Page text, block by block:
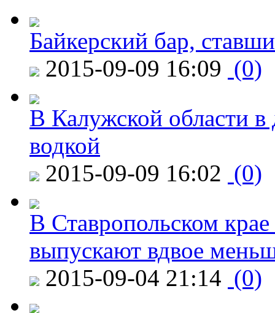
Байкерский бар,
2015-09-09 16:09 (0)
В Калужской области в
водкой
2015-09-09 16:02 (0)
В Ставропольском
выпускают вдвое
2015-09-04 21:14 (0)